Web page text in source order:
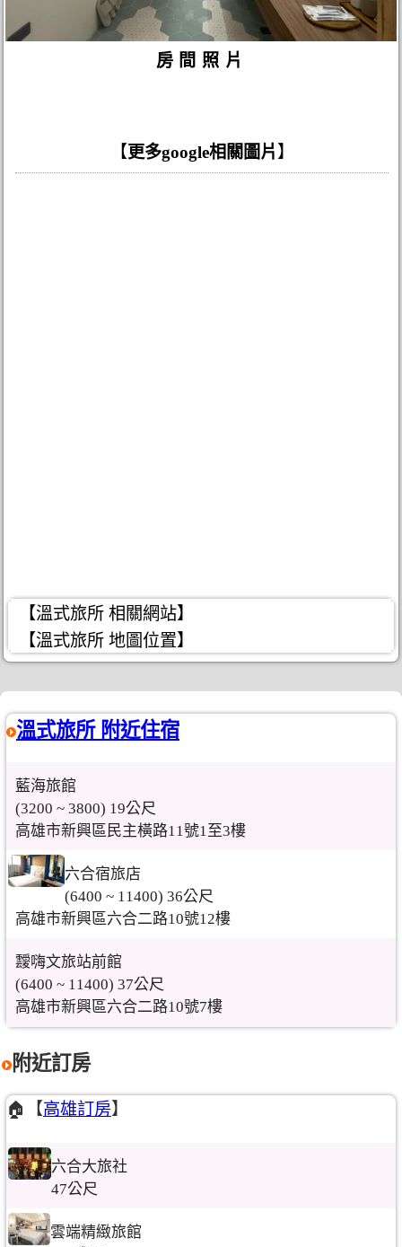
房間照片
【更多google相關圖片】
【溫式旅所 相關網站】
【溫式旅所 地圖位置】
溫式旅所 附近住宿
藍海旅館
(3200 ~ 3800) 19公尺
高雄市新興區民主橫路11號1至3樓
六合宿旅店
(6400 ~ 11400) 36公尺
高雄市新興區六合二路10號12樓
靉嗨文旅站前館
(6400 ~ 11400) 37公尺
高雄市新興區六合二路10號7樓
附近訂房
🏠【高雄訂房】
六合大旅社
47公尺
雲端精緻旅館